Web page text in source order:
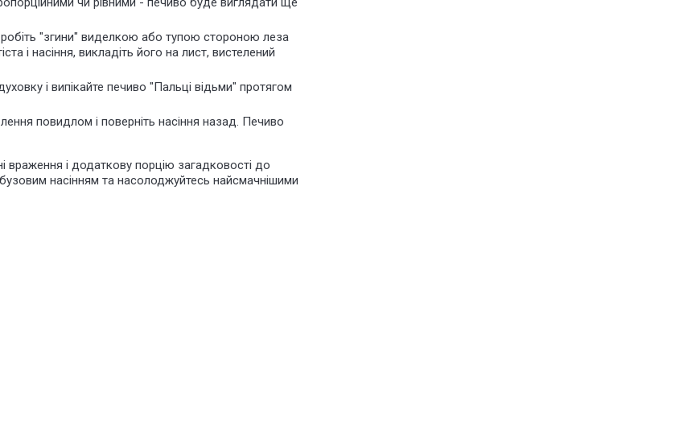
зробіть "згини" виделкою або тупою стороною леза
і насіння, викладіть його на лист, вистелений
і випікайте печиво "Пальці відьми" протягом
повидлом і поверніть насіння назад. Печиво
враження і додаткову порцію загадковості до
насінням та насолоджуйтесь найсмачнішими